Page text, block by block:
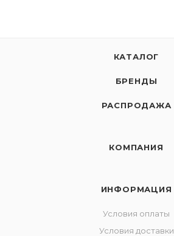
КАТАЛОГ
БРЕНДЫ
РАСПРОДАЖА
КОМПАНИЯ
ИНФОРМАЦИЯ
Условия оплаты
Условия доставки